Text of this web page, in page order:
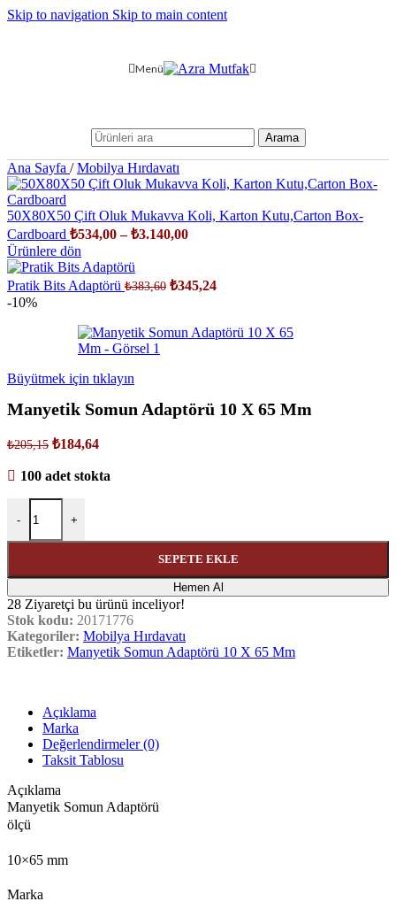
Skip to navigation Skip to main content
Menü
Arama
Ana Sayfa / Mobilya Hırdavatı
50X80X50 Çift Oluk Mukavva Koli, Karton Kutu,Carton Box-
Cardboard ₺534,00 –₺3.140,00
Ürünlere dön
Pratik Bits Adaptörü ₺383,60 ₺345,24
-10%
Büyütmek için tıklayın
Manyetik Somun Adaptörü 10 X 65 Mm
₺205,15 ₺184,64
100 adet stokta
- +
SEPETE EKLE
Hemen Al
28 Ziyaretçi bu ürünü inceliyor!
Stok kodu: 20171776
Kategoriler: Mobilya Hırdavatı
Etiketler: Manyetik Somun Adaptörü 10 X 65 Mm
Açıklama
Marka
Değerlendirmeler (0)
Taksit Tablosu
Açıklama
Manyetik Somun Adaptörü
ölçü
10×65 mm
Marka